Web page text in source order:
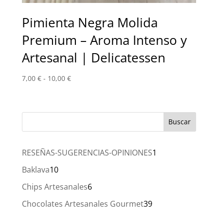
Pimienta Negra Molida
Premium – Aroma Intenso y
Artesanal | Delicatessen
7,00 € - 10,00 €Rango
desde
hasta
RESEÑAS-SUGERENCIAS-OPINIONES1
Baklava1010
productos
Chips Artesanales66
productos
Chocolates Artesanales Gourmet3939